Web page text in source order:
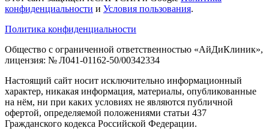
конфиденциальности и Условия пользования.
Политика конфиденциальности
Общество с ограниченной ответственностью «АйДиКлиник»,
лицензия: № Л041-01162-50/00342334
Настоящий сайт носит исключительно информационный
характер, никакая информация, материалы, опубликованные
на нём, ни при каких условиях не являются публичной
офертой, определяемой положениями статьи 437
Гражданского кодекса Российской Федерации.